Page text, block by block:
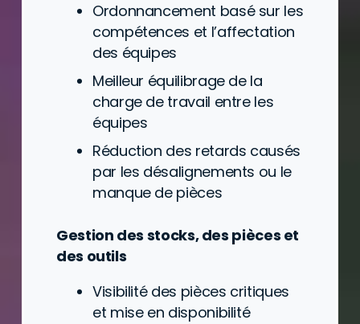
Ordonnancement basé sur les
compétences et l’affectation
des équipes
Meilleur équilibrage de la
charge de travail entre les
équipes
Réduction des retards causés
par les désalignements ou le
manque de pièces
Gestion des stocks, des pièces et
des outils
Visibilité des pièces critiques
et mise en disponibilité